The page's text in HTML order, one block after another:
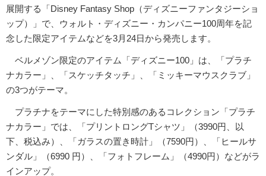
展開する「Disney Fantasy Shop（ディズニーファンタジーショ
ップ）」で、ウォルト・ディズニー・カンパニー100周年を記
念した限定アイテムなどを3月24日から発売します。
ベルメゾン限定のアイテム「ディズニー100」は、「プラチ
ナカラー」、「スケッチタッチ」、「ミッキーマウスクラブ」
の3つがテーマ。
プラチナをテーマにした特別感のあるコレクション「プラチ
ナカラー」では、「プリントロングTシャツ」（3990円、以
下、税込み）、「ガラスの置き時計」（7590円）、「ヒールサ
ンダル」（6990 円）、「フォトフレーム」（4990円）などがラ
インアップ。